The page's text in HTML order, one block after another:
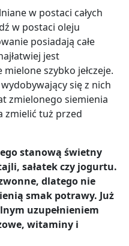
w postaci całych
w postaci oleju
posiadają całe
jest
szybko jełczeje.
się z nich
zmielonego siemienia
zmielić tuż przed
stanową świetny
sałatek czy jogurtu.
dlatego nie
smak potrawy. Już
uzupełnieniem
witaminy i